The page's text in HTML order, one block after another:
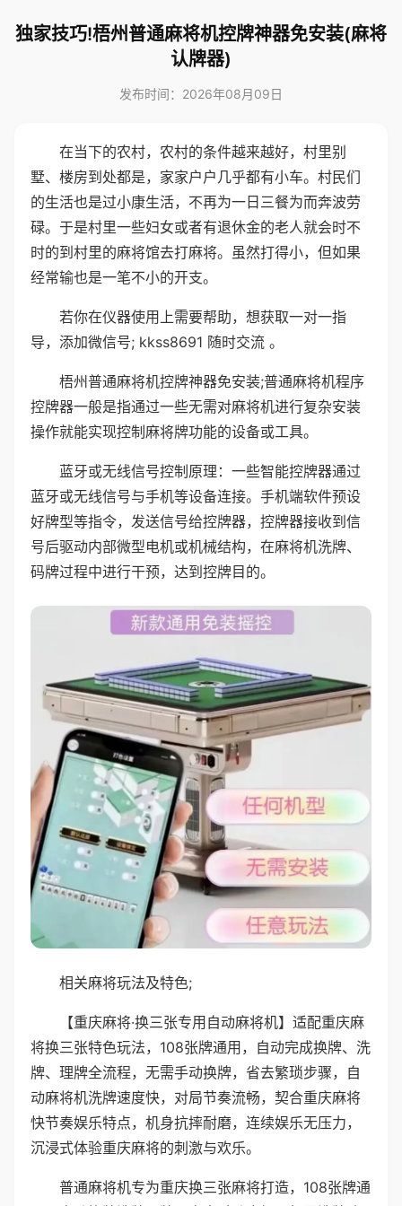
独家技巧!梧州普通麻将机控牌神器免安装(麻将
认牌器)
发布时间：2026年08月09日
在当下的农村，农村的条件越来越好，村里别
墅、楼房到处都是，家家户户几乎都有小车。村民们
的生活也是过小康生活，不再为一日三餐为而奔波劳
碌。于是村里一些妇女或者有退休金的老人就会时不
时的到村里的麻将馆去打麻将。虽然打得小，但如果
经常输也是一笔不小的开支。
若你在仪器使用上需要帮助，想获取一对一指
导，添加微信号; kkss8691 随时交流 。
梧州普通麻将机控牌神器免安装;普通麻将机程序
控牌器一般是指通过一些无需对麻将机进行复杂安装
操作就能实现控制麻将牌功能的设备或工具。
蓝牙或无线信号控制原理：一些智能控牌器通过
蓝牙或无线信号与手机等设备连接。手机端软件预设
好牌型等指令，发送信号给控牌器，控牌器接收到信
号后驱动内部微型电机或机械结构，在麻将机洗牌、
码牌过程中进行干预，达到控牌目的。
相关麻将玩法及特色;
【重庆麻将·换三张专用自动麻将机】适配重庆麻
将换三张特色玩法，108张牌通用，自动完成换牌、洗
牌、理牌全流程，无需手动换牌，省去繁琐步骤，自
动麻将机洗牌速度快，对局节奏流畅，契合重庆麻将
快节奏娱乐特点，机身抗摔耐磨，连续娱乐无压力，
沉浸式体验重庆麻将的刺激与欢乐。
普通麻将机专为重庆换三张麻将打造，108张牌通